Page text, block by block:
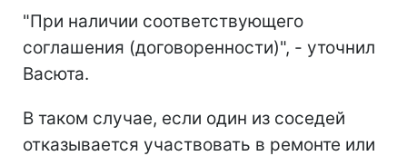
"При наличии соответствующего
соглашения (договоренности)", - уточнил
Васюта.
В таком случае, если один из соседей
отказывается участвовать в ремонте или